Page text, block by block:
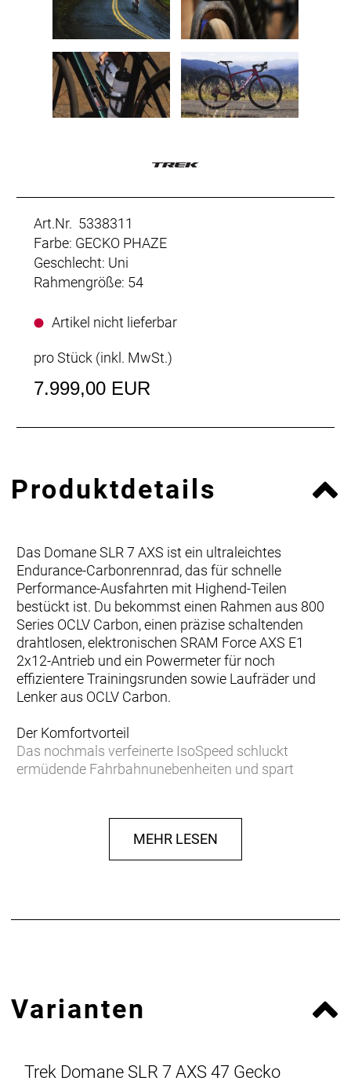
Art.Nr. 5338311
Farbe: GECKO PHAZE
Geschlecht: Uni
Rahmengröße: 54
Artikel nicht lieferbar
pro Stück (inkl. MwSt.)
7.999,00 EUR
Produktdetails
Das Domane SLR 7 AXS ist ein ultraleichtes
Endurance-Carbonrennrad, das für schnelle
Performance-Ausfahrten mit Highend-Teilen
bestückt ist. Du bekommst einen Rahmen aus 800
Series OCLV Carbon, einen präzise schaltenden
drahtlosen, elektronischen SRAM Force AXS E1
2x12-Antrieb und ein Powermeter für noch
effizientere Trainingsrunden sowie Laufräder und
Lenker aus OCLV Carbon.
Der Komfortvorteil
Das nochmals verfeinerte IsoSpeed schluckt
ermüdende Fahrbahnunebenheiten und spart
Podium-erprobter Speed
Das neue Domane Carbon ist aufgrund der
Unser bestes und leichtestes 800 Series OCLV
Carbon sowie eine neue gewichtsoptimierte
MEHR LESEN
Varianten
Trek Domane SLR 7 AXS 47 Gecko